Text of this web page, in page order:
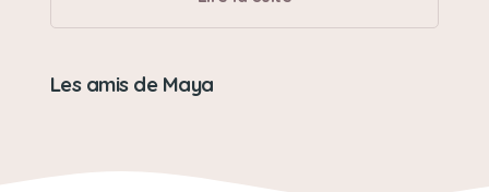
Embêter son frère Simcoe et le faire tourner en
disent long sur son amour. Petite teigne avec le
Les amis de Maya